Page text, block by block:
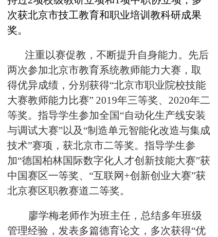
次获北京市技工教育和职业培训教科研成果
奖。
注重以赛促教，不断提升自身能力。先后
两次参加北京市教育系统教师能力大赛，取
得优异成绩，分别获得“北京市职业院校技能
大赛教师能力比赛” 2019年三等奖、 2020年二
等奖。指导学生参加全国“自动化生产线安装
与调试大赛”以及“制造单元智能化改造与集成
技术”赛项，获北京市二等奖。指导学生参
加“德国柏林国际数字化人才创新技能大赛”获
中国赛区一等奖、“互联网+创新创业大赛”获
北京赛区职教赛道二等奖。
廖学梅老师作为班主任，总结多年班级
管理经验，发表多篇德育论文，多次获得“优